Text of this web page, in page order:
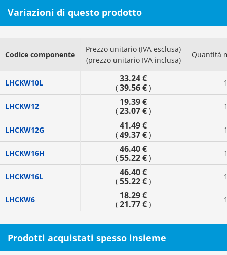
Variazioni di questo prodotto
Codice componente
Prezzo unitario (IVA esclusa)
(prezzo unitario IVA inclusa)
Quantità
LHCKW10L 33.24 €
( 39.56 € )
LHCKW12 19.39 €
( 23.07 € )
LHCKW12G 41.49 €
( 49.37 € )
LHCKW16H 46.40 €
( 55.22 € )
LHCKW16L 46.40 €
( 55.22 € )
LHCKW6 18.29 €
( 21.77 € )
Prodotti acquistati spesso insieme